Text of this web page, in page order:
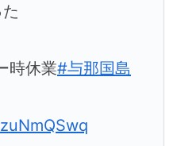
時休業#与那国島